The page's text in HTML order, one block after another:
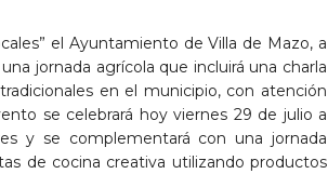
el Ayuntamiento de Villa de Mazo, a
jornada agrícola que incluirá una charla
en el municipio, con atención
se celebrará hoy viernes 29 de julio a
y se complementará con una jornada
de cocina creativa utilizando productos